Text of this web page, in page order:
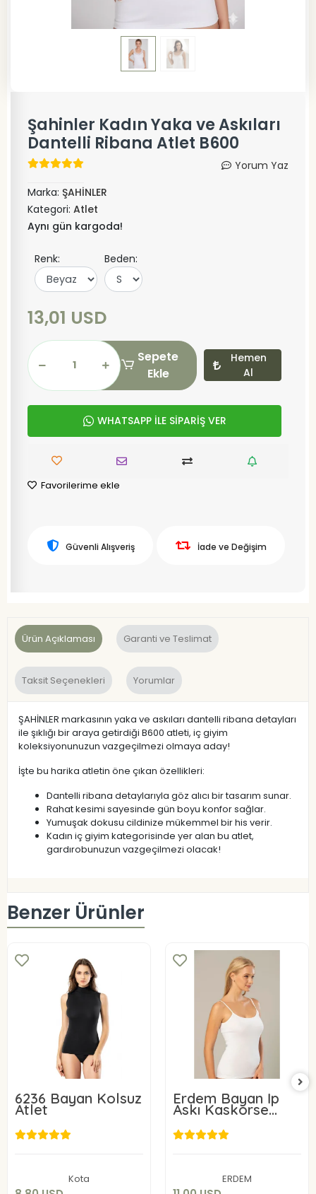
Şahinler Kadın Yaka ve Askıları
Dantelli Ribana Atlet B600
Yorum Yaz
Marka: ŞAHİNLER
Kategori: Atlet
Aynı gün kargoda!
Renk: Beden:
13,01 USD
Sepete
Ekle
Hemen
Al
WHATSAPP İLE SİPARİŞ VER
Favorilerime ekle
Güvenli Alışveriş İade ve Değişim
Ürün Açıklaması Garanti ve Teslimat
Taksit Seçenekleri Yorumlar
ŞAHİNLER markasının yaka ve askıları dantelli ribana detayları
ile şıklığı bir araya getirdiği B600 atleti, iç giyim
koleksiyonunuzun vazgeçilmezi olmaya aday!
İşte bu harika atletin öne çıkan özellikleri:
Dantelli ribana detaylarıyla göz alıcı bir tasarım sunar.
Rahat kesimi sayesinde gün boyu konfor sağlar.
Yumuşak dokusu cildinize mükemmel bir his verir.
Kadın iç giyim kategorisinde yer alan bu atlet,
gardırobunuzun vazgeçilmezi olacak!
Benzer Ürünler
6236 Bayan Kolsuz
Atlet
Kota
8,80 USD
Erdem Bayan İp
Askı Kaskorse
Atlet 2153
ERDEM
11,00 USD